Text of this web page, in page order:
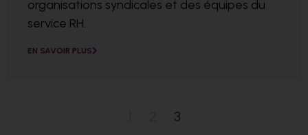
organisations syndicales et des équipes du
service RH.
EN SAVOIR PLUS
1 2 3